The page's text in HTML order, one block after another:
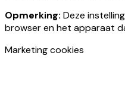
Opmerking: Deze
browser en het apparaat
Marketing cookies